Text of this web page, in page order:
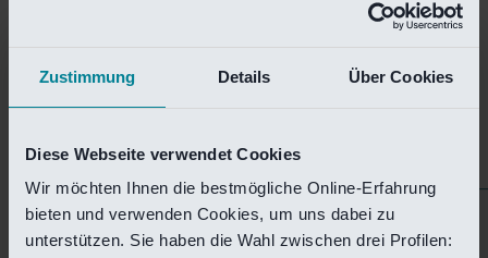
Zustimmung Details Über Cookies
Diese Webseite verwendet Cookies
Wir möchten Ihnen die bestmögliche Online-Erfahrung
bieten und verwenden Cookies, um uns dabei zu
unterstützen. Sie haben die Wahl zwischen drei Profilen:
Helaas is deze pagina